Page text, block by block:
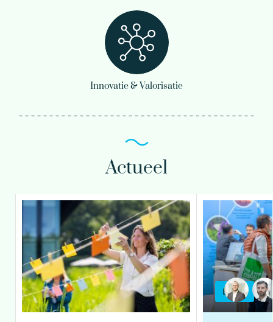
Innovatie & Valorisatie
Actueel
BLOG